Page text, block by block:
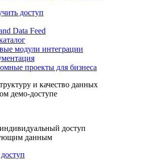
доступ
Data Feed
модули интеграции
проекты для бизнеса
и качество данных
демо-доступе
доступ
данным